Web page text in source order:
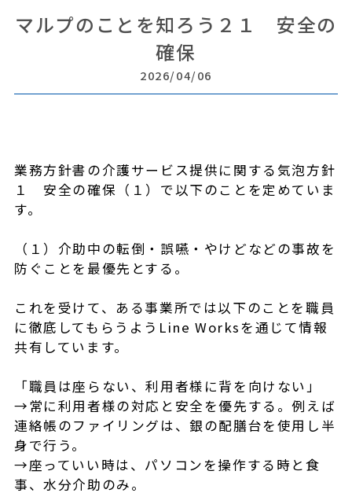
マルプのことを知ろう２１ 安全の
確保
2026/04/06
業務方針書の介護サービス提供に関する気泡方針
１ 安全の確保（１）で以下のことを定めていま
す。
（１）介助中の転倒・誤嚥・やけどなどの事故を
防ぐことを最優先とする。
これを受けて、ある事業所では以下のことを職員
に徹底してもらうようLine Worksを通じて情報
共有しています。
「職員は座らない、利用者様に背を向けない」
→常に利用者様の対応と安全を優先する。例えば
連絡帳のファイリングは、銀の配膳台を使用し半
身で行う。
→座っていい時は、パソコンを操作する時と食
事、水分介助のみ。